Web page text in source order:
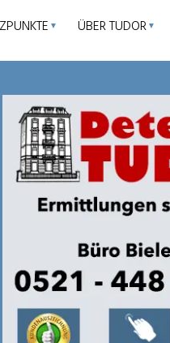
▼ ÜBER TUDOR ▼